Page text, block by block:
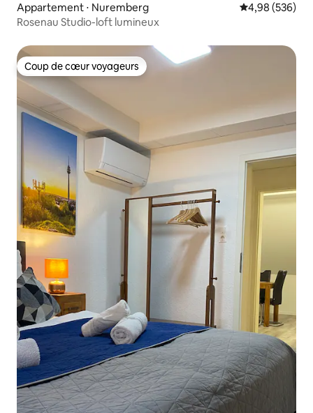
Appartement ⋅ Nuremberg Évaluation
4,98 (536)
Rosenau Studio-loft lumineux
Coup de cœur voyageurs
Coup de cœur voyageurs